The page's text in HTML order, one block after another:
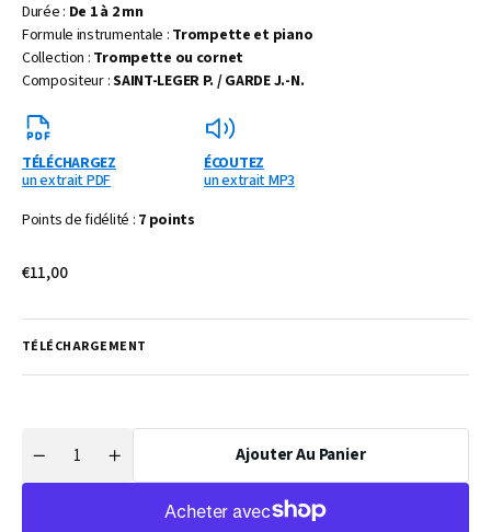
Durée : De 1 à 2 mn
Formule instrumentale : Trompette et piano
Collection : Trompette ou cornet
Compositeur :SAINT-LEGER P. / GARDE J.-N.
TÉLÉCHARGEZ
un extrait PDF
ÉCOUTEZ
un extrait MP3
Points de fidélité : 7 points
Prix
€11,00
TÉLÉCHARGEMENT
Réduire
Quantité
Augmenter
Ajouter Au Panier